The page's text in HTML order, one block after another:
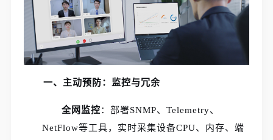
一、主动预防：监控与冗余
全网监控：部署SNMP、Telemetry、
NetFlow等工具，实时采集设备CPU、内存、端